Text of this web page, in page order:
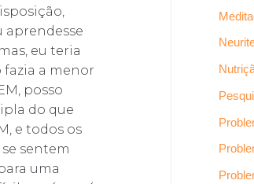
aprendesse
eu teria
fazia a menor
posso
do que
e todos os
sentem
uma